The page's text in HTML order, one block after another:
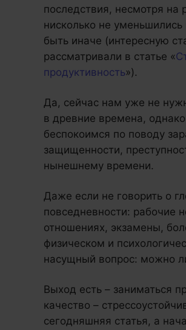
последствия, несмотря на
нисколько не
быть иначе (интересную
рассматривали в статье «
продуктивность»).
Да, сейчас нам уже не
в древние времена,
беспокоимся по поводу
защищенности,
нынешнему времени.
Даже если не говорить о
повседневности: рабочие
отношениях, экзамены,
физическом и
насущный вопрос: можно
Выход есть – заниматься
качество –
сегодняшняя статья, а